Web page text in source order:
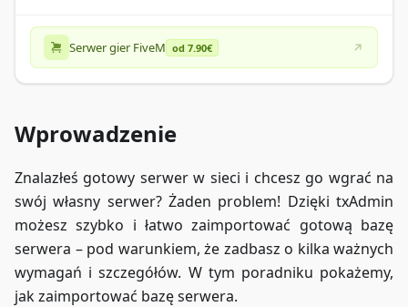
Serwer gier FiveM od 7.90€
Wprowadzenie
Znalazłeś gotowy serwer w sieci i chcesz go wgrać na
swój własny serwer? Żaden problem! Dzięki txAdmin
możesz szybko i łatwo zaimportować gotową bazę
serwera – pod warunkiem, że zadbasz o kilka ważnych
wymagań i szczegółów. W tym poradniku pokażemy,
jak zaimportować bazę serwera.